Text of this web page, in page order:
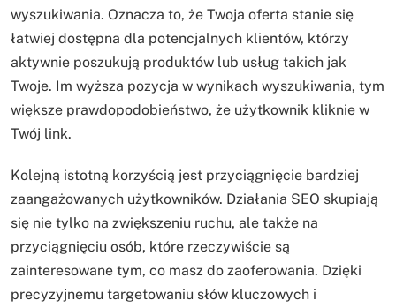
wyszukiwania. Oznacza to, że Twoja oferta stanie się
łatwiej dostępna dla potencjalnych klientów, którzy
aktywnie poszukują produktów lub usług takich jak
Twoje. Im wyższa pozycja w wynikach wyszukiwania, tym
większe prawdopodobieństwo, że użytkownik kliknie w
Twój link.
Kolejną istotną korzyścią jest przyciągnięcie bardziej
zaangażowanych użytkowników. Działania SEO skupiają
się nie tylko na zwiększeniu ruchu, ale także na
przyciągnięciu osób, które rzeczywiście są
zainteresowane tym, co masz do zaoferowania. Dzięki
precyzyjnemu targetowaniu słów kluczowych i